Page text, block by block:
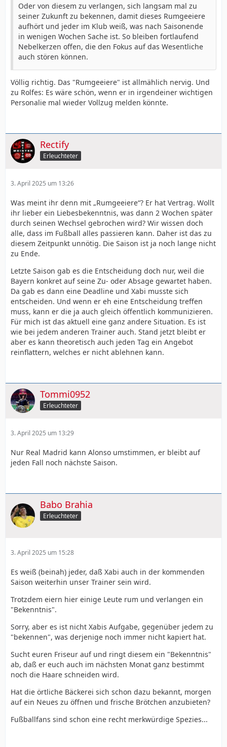
Oder von diesem zu verlangen, sich langsam mal zu
seiner Zukunft zu bekennen, damit dieses Rumgeeiere
aufhört und jeder im Klub weiß, was nach Saisonende
in wenigen Wochen Sache ist. So bleiben fortlaufend
Nebelkerzen offen, die den Fokus auf das Wesentliche
auch stören können.
Völlig richtig. Das "Rumgeeiere" ist allmählich nervig. Und
zu Rolfes: Es wäre schön, wenn er in irgendeiner wichtigen
Personalie mal wieder Vollzug melden könnte.
Rectify
Erleuchteter
3. April 2025 um 13:26
Was meint ihr denn mit „Rumgeeiere“? Er hat Vertrag. Wollt
ihr lieber ein Liebesbekenntnis, was dann 2 Wochen später
durch seinen Wechsel gebrochen wird? Wir wissen doch
alle, dass im Fußball alles passieren kann. Daher ist das zu
diesem Zeitpunkt unnötig. Die Saison ist ja noch lange nicht
zu Ende.
Letzte Saison gab es die Entscheidung doch nur, weil die
Bayern konkret auf seine Zu- oder Absage gewartet haben.
Da gab es dann eine Deadline und Xabi musste sich
entscheiden. Und wenn er eh eine Entscheidung treffen
muss, kann er die ja auch gleich öffentlich kommunizieren.
Für mich ist das aktuell eine ganz andere Situation. Es ist
wie bei jedem anderen Trainer auch. Stand jetzt bleibt er
aber es kann theoretisch auch jeden Tag ein Angebot
reinflattern, welches er nicht ablehnen kann.
Tommi0952
Erleuchteter
3. April 2025 um 13:29
Nur Real Madrid kann Alonso umstimmen, er bleibt auf
jeden Fall noch nächste Saison.
Babo Brahia
Erleuchteter
3. April 2025 um 15:28
Es weiß (beinah) jeder, daß Xabi auch in der kommenden
Saison weiterhin unser Trainer sein wird.
Trotzdem eiern hier einige Leute rum und verlangen ein
"Bekenntnis".
Sorry, aber es ist nicht Xabis Aufgabe, gegenüber jedem zu
"bekennen", was derjenige noch immer nicht kapiert hat.
Sucht euren Friseur auf und ringt diesem ein "Bekenntnis"
ab, daß er euch auch im nächsten Monat ganz bestimmt
noch die Haare schneiden wird.
Hat die örtliche Bäckerei sich schon dazu bekannt, morgen
auf ein Neues zu öffnen und frische Brötchen anzubieten?
Fußballfans sind schon eine recht merkwürdige Spezies...